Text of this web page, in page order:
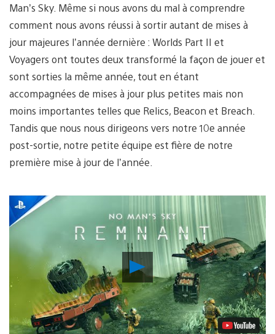
Man’s Sky. Même si nous avons du mal à comprendre
comment nous avons réussi à sortir autant de mises à
jour majeures l’année dernière : Worlds Part II et
Voyagers ont toutes deux transformé la façon de jouer et
sont sorties la même année, tout en étant
accompagnées de mises à jour plus petites mais non
moins importantes telles que Relics, Beacon et Breach.
Tandis que nous nous dirigeons vers notre 10e année
post-sortie, notre petite équipe est fière de notre
première mise à jour de l’année.
Lancer
la
vidéo